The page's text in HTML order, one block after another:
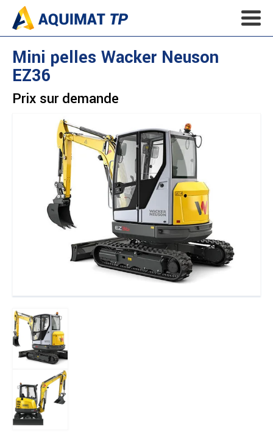
Mini pelles Wacker Neuson
EZ36
Prix sur demande